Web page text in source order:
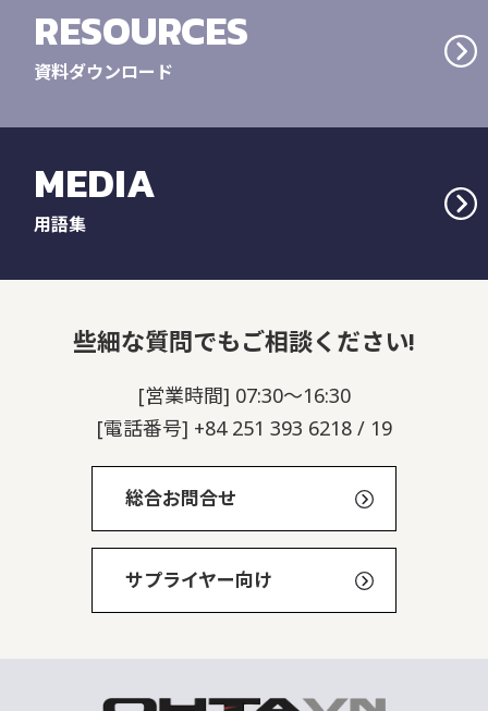
RESOURCES
資料ダウンロード
MEDIA
用語集
些細な質問でもご相談ください!
[営業時間] 07:30～16:30
[電話番号] +84 251 393 6218 / 19
総合お問合せ
サプライヤー向け